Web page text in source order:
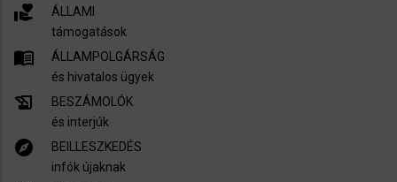
volunteer_activism
ÁLLAMI
támogatások
menu_book
ÁLLAMPOLGÁRSÁG
és hivatalos ügyek
history_edu
BESZÁMOLÓK
és interjúk
explore
BEILLESZKEDÉS
infók újaknak